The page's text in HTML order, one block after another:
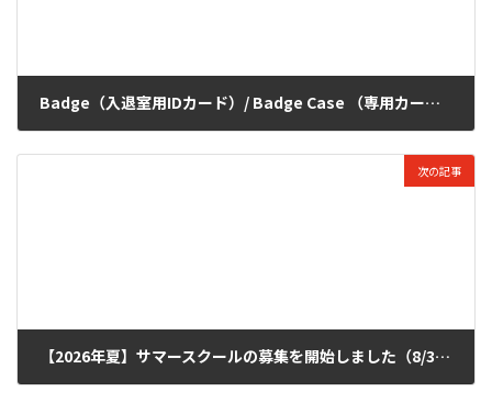
Badge（入退室用IDカード）/ Badge Case （専用カードケース）の試験運用について
次の記事
【2026年夏】サマースクールの募集を開始しました（8/3〜8/31）